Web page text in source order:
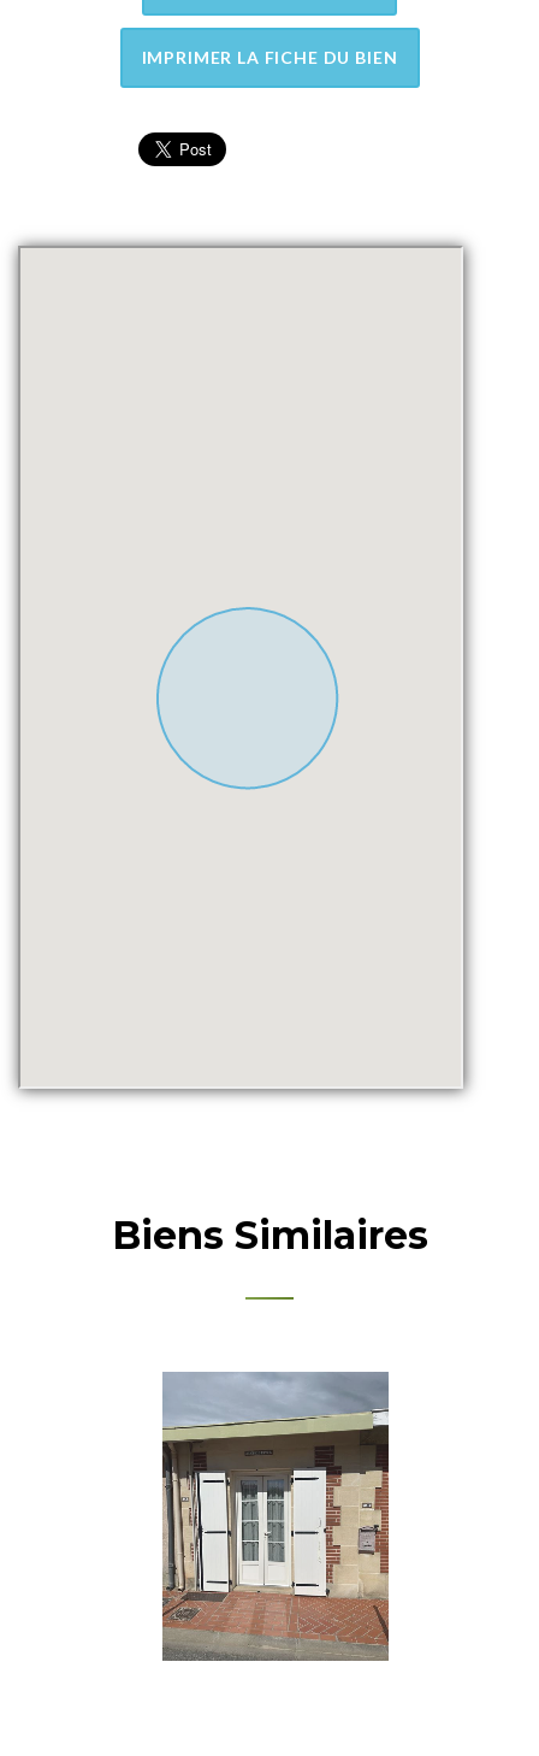
IMPRIMER LA FICHE DU BIEN
Biens Similaires